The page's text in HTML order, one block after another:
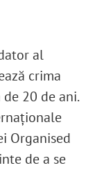
al
crima
20 de ani.
Organised
de a se